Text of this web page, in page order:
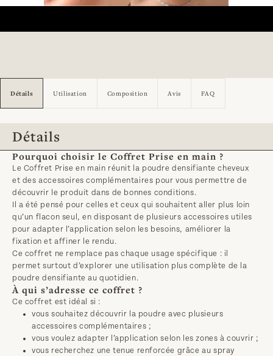
Détails Utilisation Composition Avis FAQ
Détails
Pourquoi choisir le Coffret Prise en main ?
Le Coffret Prise en main réunit la poudre densifiante cheveux
et des accessoires complémentaires pour vous permettre de
découvrir le produit dans de bonnes conditions.
Il a été pensé pour celles et ceux qui souhaitent aller plus loin
qu’un flacon seul, en disposant de plusieurs accessoires utiles
pour adapter l’application selon les besoins, améliorer la
fixation et affiner le rendu.
Ce coffret ne remplace pas chaque usage spécifique : il
permet surtout d’explorer une utilisation plus complète de la
poudre densifiante au quotidien.
À qui s’adresse ce coffret ?
Ce coffret est idéal si :
vous souhaitez découvrir la poudre avec plusieurs
accessoires complémentaires ;
vous voulez adapter l’application selon les zones à couvrir ;
vous recherchez une tenue renforcée grâce au spray